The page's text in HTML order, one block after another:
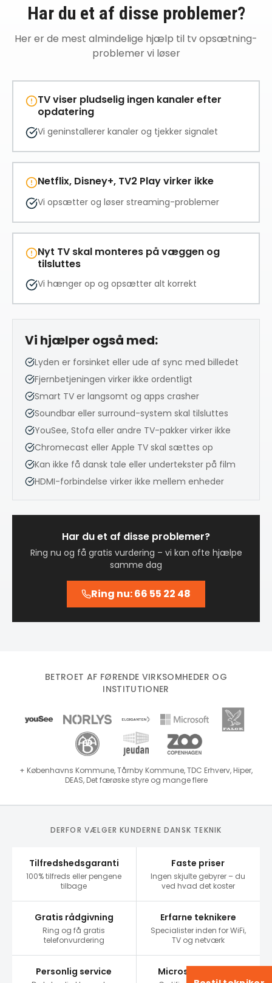
Har du et af disse problemer?
Her er de mest almindelige hjælp til tv opsætning-
problemer vi løser
TV viser pludselig ingen kanaler efter
opdatering
Vi geninstallerer kanaler og tjekker signalet
Netflix, Disney+, TV2 Play virker ikke
Vi opsætter og løser streaming-problemer
Nyt TV skal monteres på væggen og
tilsluttes
Vi hænger op og opsætter alt korrekt
Vi hjælper også med:
Lyden er forsinket eller ude af sync med billedet
Fjernbetjeningen virker ikke ordentligt
Smart TV er langsomt og apps crasher
Soundbar eller surround-system skal tilsluttes
YouSee, Stofa eller andre TV-pakker virker ikke
Chromecast eller Apple TV skal sættes op
Kan ikke få dansk tale eller undertekster på film
HDMI-forbindelse virker ikke mellem enheder
Har du et af disse problemer?
Ring nu og få gratis vurdering – vi kan ofte hjælpe
samme dag
Ring nu: 66 55 22 48
BETROET AF FØRENDE VIRKSOMHEDER OG
INSTITUTIONER
+ Københavns Kommune, Tårnby Kommune, TDC Erhverv, Hiper,
DEAS, Det færøske styre og mange flere
DERFOR VÆLGER KUNDERNE DANSK TEKNIK
Tilfredshedsgaranti
100% tilfreds eller pengene
tilbage
Faste priser
Ingen skjulte gebyrer – du
ved hvad det koster
Gratis rådgivning
Ring og få gratis
telefonvurdering
Erfarne teknikere
Specialister inden for WiFi,
TV og netværk
Personlig service Microsoft Partner